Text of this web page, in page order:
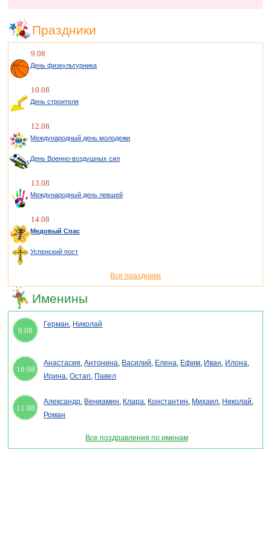
Праздники
9.08
День физкультурника
10.08
День строителя
12.08
Международный день молодежи
День Военно-воздушных сил
13.08
Международный день левшей
14.08
Медовый Спас
Успенский пост
Все праздники
Именины
9.08
Герман, Николай
10.08
Анастасия,Антонина, Василий, Елена, Ефим, Иван, Илона,
Ирина,Остап, Павел
11.08
Александр, Вениамин, Клара, Константин, Михаил, Николай,
Роман
Все поздравления по именам